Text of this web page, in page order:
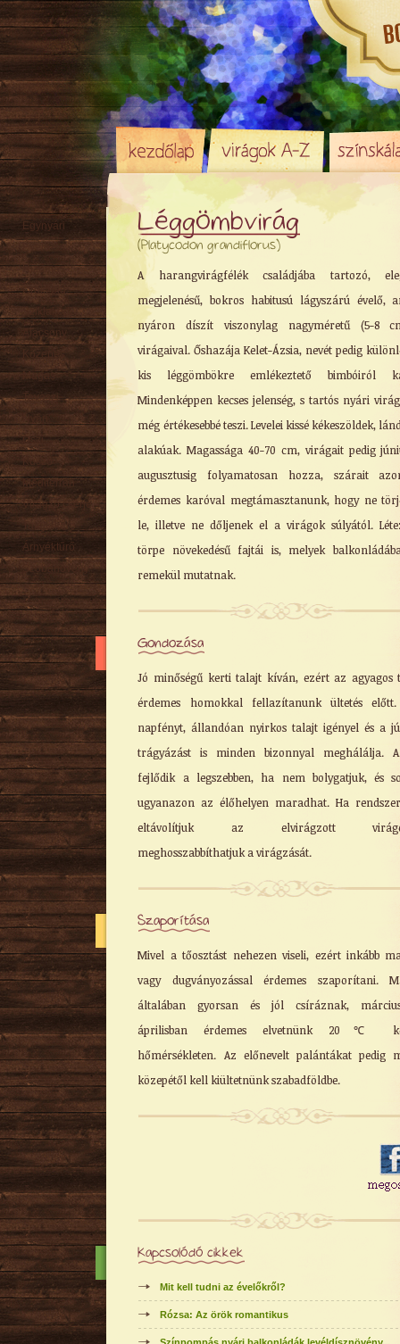
Léggömbvirág
(Platycodon grandiflorus)
A harangvirágfélék családjába tartozó,
megjelenésű, bokros habitusú lágyszárú évelő,
nyáron díszít viszonylag nagyméretű (5-8
virágaival. Őshazája Kelet-Ázsia, nevét pedig
kis léggömbökre emlékeztető bimbóiról
Mindenképpen kecses jelenség, s tartós nyári
még értékesebbé teszi. Levelei kissé kékeszöldek,
alakúak. Magassága 40-70 cm, virágait pedig
augusztusig folyamatosan hozza, szárait
érdemes karóval megtámasztanunk, hogy ne
le, illetve ne dőljenek el a virágok súlyától.
törpe növekedésű fajtái is, melyek
remekül mutatnak.
Gondozása
Jó minőségű kerti talajt kíván, ezért az agyagos
érdemes homokkal fellazítanunk ültetés
napfényt, állandóan nyirkos talajt igényel és a
trágyázást is minden bizonnyal meghálálja.
fejlődik a legszebben, ha nem bolygatjuk, és
ugyanazon az élőhelyen maradhat. Ha
eltávolítjuk az elvirágzott
meghosszabbíthatjuk a virágzását.
Szaporítása
Mivel a tőosztást nehezen viseli, ezért inkább
vagy dugványozással érdemes szaporítani.
általában gyorsan és jól csíráznak,
áprilisban érdemes elvetnünk 20℃
hőmérsékleten. Az előnevelt palántákat pedig
közepétől kell kiültetnünk szabadföldbe.
Kapcsolódó cikkek
Mit kell tudni az évelőkről?
Rózsa: Az örök romantikus
Egynyári
Évelő
Rizómás
Örökzöld
Sziklakerti
Alacsony
Közepes
Magas
Tavaszi
Őszi
Kúszó
Mediterrán
Virágzó cserje
Talajtakaró
Árnyéktűrő
Szobanövény